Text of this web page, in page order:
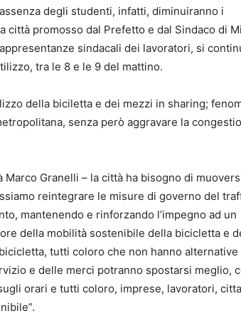
degli studenti, infatti, diminuiranno i
promosso dal Prefetto e dal Sindaco di
sindacali dei lavoratori, si
tra le 8 e le 9 del mattino.
della biciletta e dei mezzi in sharing;
senza però aggravare la
Granelli – la città ha bisogno di
reintegrare le misure di governo del
mantenendo e rinforzando l’impegno ad un
della mobilità sostenibile della bicicletta e
tutti coloro che non hanno alternative
e delle merci potranno spostarsi meglio,
orari e tutti coloro, imprese, lavoratori,